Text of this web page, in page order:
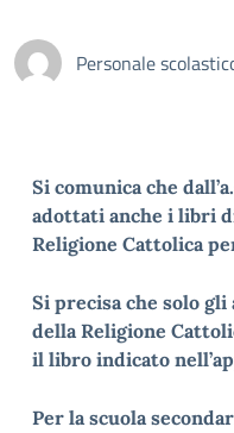
Personale
Si comunica che
adottati anche i libri
Religione Cattolica
Si precisa che solo
della Religione
il libro indicato
Per la scuola